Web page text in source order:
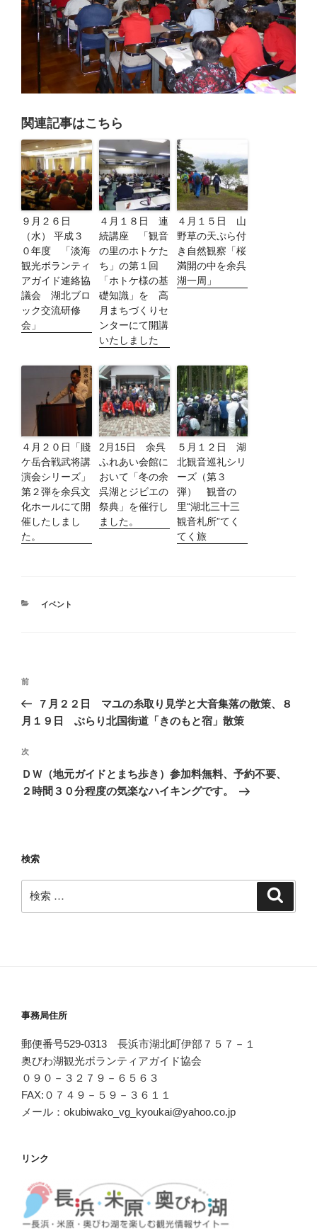
関連記事はこちら
９月２６日
（水） 平成３
０年度 「淡海
観光ボランティ
アガイド連絡協
議会 湖北ブロ
ック交流研修
会」
４月１８日 連
続講座 「観音
の里のホトケた
ち」の第１回
「ホトケ様の基
礎知識」を 高
月まちづくりセ
ンターにて開講
いたしました
４月１５日 山
野草の天ぷら付
き自然観察「桜
満開の中を余呉
湖一周」
４月２０日「賤
ケ岳合戦武将講
演会シリーズ」
第２弾を余呉文
化ホールにて開
催したしまし
た。
2月15日 余呉
ふれあい会館に
おいて「冬の余
呉湖とジビエの
祭典」を催行し
ました。
５月１２日 湖
北観音巡礼シリ
ーズ（第３
弾） 観音の
里“湖北三十三
観音札所”てく
てく旅
カ
イベント
投
ナ
ゲ
ー
シ
過
去
の
稿
前
７月２２日 マユの糸取り見学と大音集落の散策、８
月１９日 ぶらり北国街道「きのもと宿」散策
次
の
投
次
ＤＷ（地元ガイドとまち歩き）参加料無料、予約不要、
２時間３０分程度の気楽なハイキングです。
検索
検
索:
事務局住所
郵便番号529-0313 長浜市湖北町伊部７５７－１
奥びわ湖観光ボランティアガイド協会
０９０－３２７９－６５６３
FAX:０７４９－５９－３６１１
メール：okubiwako_vg_kyoukai@yahoo.co.jp
リンク